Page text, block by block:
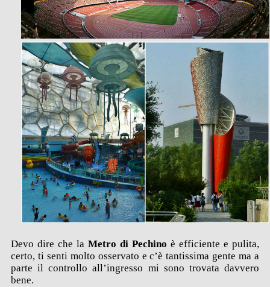
Devo dire che la Metro di Pechinoè efficiente e pulita,
certo, ti senti molto osservato e c’è tantissima gente ma a
parte il controllo all’ingresso mi sono trovata davvero
bene.